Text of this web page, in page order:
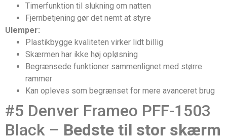
Timerfunktion til slukning om natten
Fjernbetjening gør det nemt at styre
Ulemper:
Plastikbygge kvaliteten virker lidt billig
Skærmen har ikke høj opløsning
Begrænsede funktioner sammenlignet med større
rammer
Kan opleves som begrænset for mere avanceret brug
#5 Denver Frameo PFF-1503
Black – Bedste til stor skærm